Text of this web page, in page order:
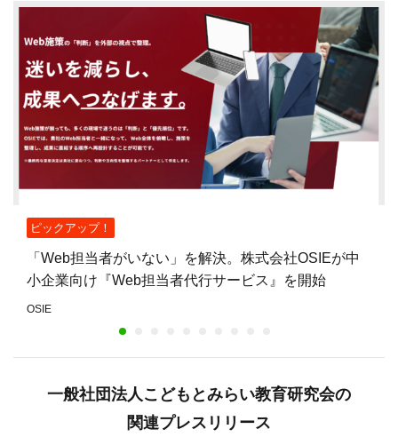
ピックアップ！
「Web担当者がいない」を解決。株式会社OSIEが中
小企業向け『Web担当者代行サービス』を開始
OSIE
一般社団法人こどもとみらい教育研究会の
関連プレスリリース